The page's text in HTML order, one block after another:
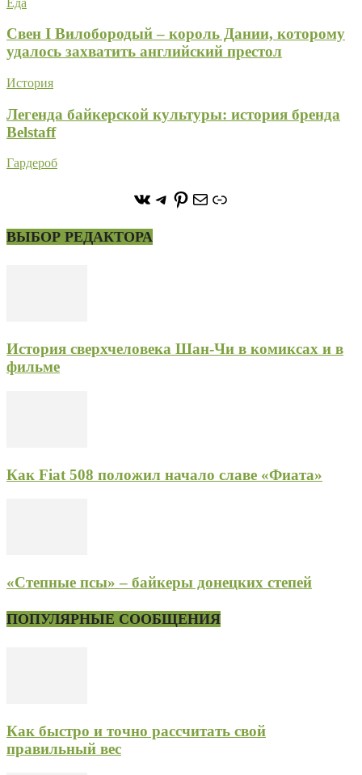
Свен I Вилобородый – король Дании, которому
удалось захватить английский престол
История
Легенда байкерской культуры: история бренда
Belstaff
Гардероб
https://vk.com/
https://t.me/stoneforest
https://
ПочтаСсылка
ВЫБОР РЕДАКТОРА
История сверхчеловека Шан-Чи в комиксах и в
фильме
Как Fiat 508 положил начало славе «Фиата»
«Степные псы» – байкеры донецких степей
ПОПУЛЯРНЫЕ СООБЩЕНИЯ
Как быстро и точно рассчитать свой
правильный вес